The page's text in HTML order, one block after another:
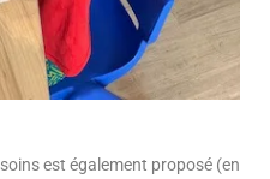
est également proposé (en